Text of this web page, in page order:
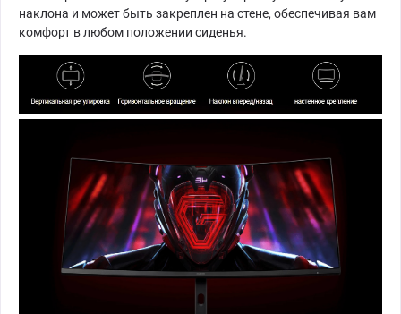
наклона и может быть закреплен на стене, обеспечивая вам
комфорт в любом положении сиденья.